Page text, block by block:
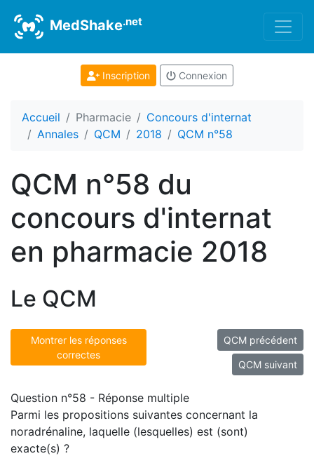
MedShake.net
Inscription Connexion
Accueil Pharmacie
Concours d'internat
Annales
QCM 2018 QCM n°58
QCM n°58 du
concours d'internat
en pharmacie 2018
Le QCM
Montrer les réponses
correctes
QCM précédent
QCM suivant
Question n°58 - Réponse multiple
Parmi les propositions suivantes concernant la
noradrénaline, laquelle (lesquelles) est (sont)
exacte(s) ?